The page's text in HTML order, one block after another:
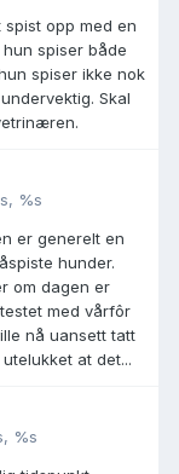
opp med en
spiser både
spiser ikke nok
Skal
%s
er generelt en
hunder.
om dagen er
med vårfôr
nå uansett tatt
at det...
%s